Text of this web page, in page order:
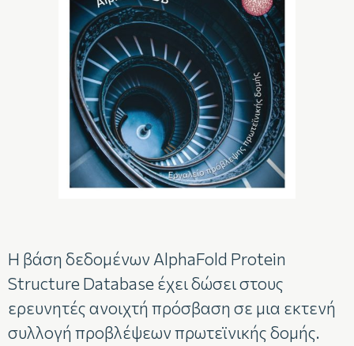
Η βάση δεδομένων AlphaFold Protein
Structure Database έχει δώσει στους
ερευνητές ανοιχτή πρόσβαση σε μια εκτενή
συλλογή προβλέψεων πρωτεϊνικής δομής.